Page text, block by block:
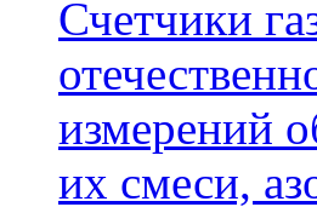
Счетчики
измерений
их смеси,